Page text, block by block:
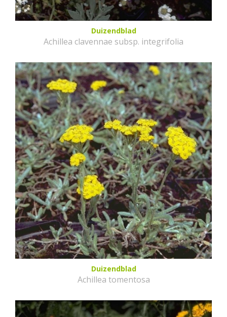
Duizendblad
Achillea clavennae subsp. integrifolia
Duizendblad
Achillea tomentosa